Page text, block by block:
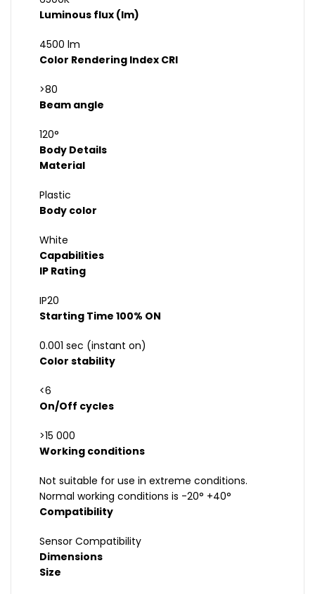
Luminous flux (lm)
4500 lm
Color Rendering Index CRI
>80
Beam angle
120°
Body Details
Material
Plastic
Body color
White
Capabilities
IP Rating
IP20
Starting Time 100% ON
0.001 sec (instant on)
Color stability
<6
On/Off cycles
>15 000
Working conditions
Not suitable for use in extreme conditions.
Normal working conditions is -20° +40°
Compatibility
Sensor Compatibility
Dimensions
Size